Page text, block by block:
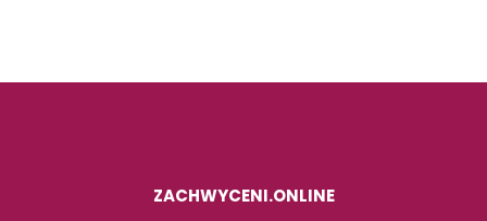
ZACHWYCENI.ONLINE